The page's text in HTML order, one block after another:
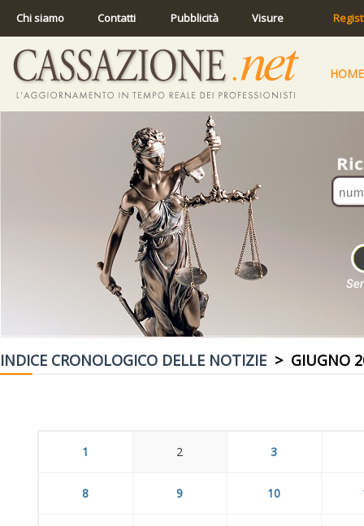
Chi siamo Contatti Pubblicità Visure
HOME
INDICE CRONOLOGICO DELLE NOTIZIE > GIUGNO
1 2 3
8 9 10